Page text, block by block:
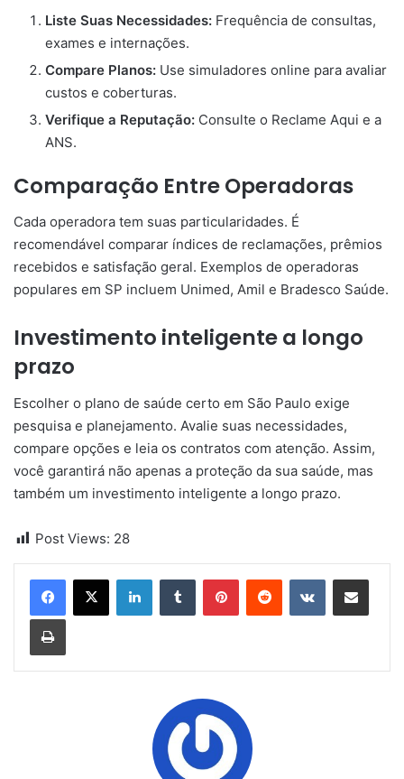
Liste Suas Necessidades: Frequência de consultas,
exames e internações.
Compare Planos: Use simuladores online para avaliar
custos e coberturas.
Verifique a Reputação: Consulte o Reclame Aqui e a
ANS.
Comparação Entre Operadoras
Cada operadora tem suas particularidades. É
recomendável comparar índices de reclamações, prêmios
recebidos e satisfação geral. Exemplos de operadoras
populares em SP incluem Unimed, Amil e Bradesco Saúde.
Investimento inteligente a longo
prazo
Escolher o plano de saúde certo em São Paulo exige
pesquisa e planejamento. Avalie suas necessidades,
compare opções e leia os contratos com atenção. Assim,
você garantirá não apenas a proteção da sua saúde, mas
também um investimento inteligente a longo prazo.
Post Views: 28
LinkedinTumblr PinterestReddit VK Compartilhar via e-mail
Imprimir